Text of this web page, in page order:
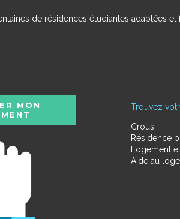
de résidences étudiantes adaptées
Trouvez
Crous
Résidence
Logement
Aide au
MON